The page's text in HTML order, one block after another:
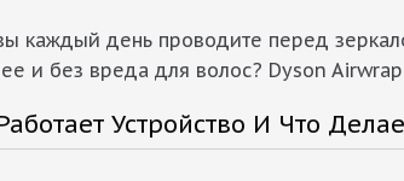
каждый день проводите перед
и без вреда для волос? Dyson
Устройство И Что